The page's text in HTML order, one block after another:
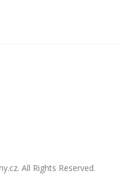
All Rights Reserved.